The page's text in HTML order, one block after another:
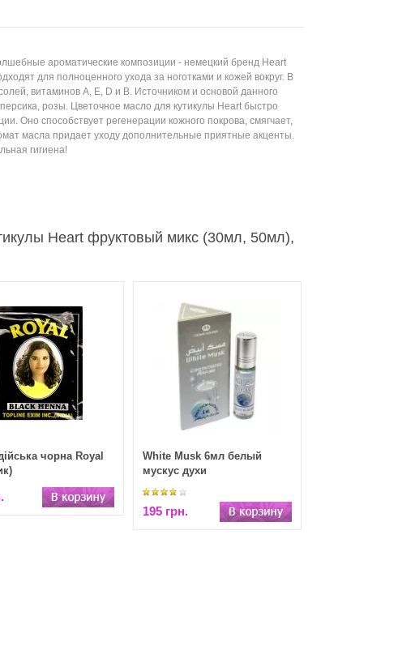
ароматические композиции - немецкий бренд Heart
для полноценного ухода за ноготками и кожей вокруг. В
витаминов А, Е, D и В. Источником и основой данного
розы. Цветочное масло для кутикулы Heart быстро
Оно способствует регенерации кожного покрова, смягчает,
масла придает уходу дополнительные приятные акценты.
гигиена!
Heart фруктовый микс (30мл, 50мл),
чорна Royal
White Musk 6мл белый
мускус духи
195 грн.